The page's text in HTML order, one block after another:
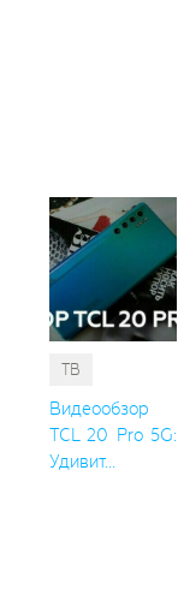
ТВ
Видеообзор
TCL 20 Pro 5G:
Удивит...